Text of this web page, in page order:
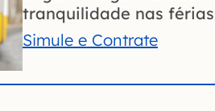
tranquilidade nas
Simule e Contrate